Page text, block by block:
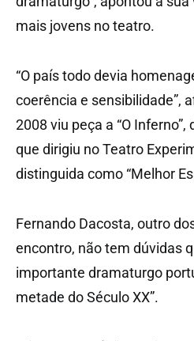
mais jovens no teatro.
“O país todo devia
coerência e sensibilidade”,
2008 viu peça a “O
que dirigiu no Teatro
distinguida como “Melhor
Fernando Dacosta, outro
encontro, não tem dúvidas
importante dramaturgo
metade do Século XX”.